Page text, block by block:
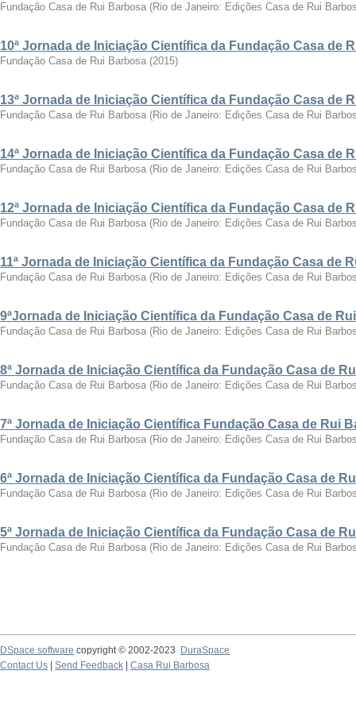
Fundação Casa de Rui Barbosa (Rio de Janeiro: Edições Casa de Rui
10ª Jornada de Iniciação Científica da Fundação Casa de
Fundação Casa de Rui Barbosa (2015)
13ª Jornada de Iniciação Científica da Fundação Casa de
Fundação Casa de Rui Barbosa (Rio de Janeiro: Edições Casa de Rui
14ª Jornada de Iniciação Científica da Fundação Casa de
Fundação Casa de Rui Barbosa (Rio de Janeiro: Edições Casa de Rui
12ª Jornada de Iniciação Científica da Fundação Casa de
Fundação Casa de Rui Barbosa (Rio de Janeiro: Edições Casa de Rui
11ª Jornada de Iniciação Científica da Fundação Casa de
Fundação Casa de Rui Barbosa (Rio de Janeiro: Edições Casa de Rui
9ªJornada de Iniciação Científica da Fundação Casa de
Fundação Casa de Rui Barbosa (Rio de Janeiro: Edições Casa de Rui
8ª Jornada de Iniciação Científica da Fundação Casa de
Fundação Casa de Rui Barbosa (Rio de Janeiro: Edições Casa de Rui
7ª Jornada de Iniciação Científica Fundação Casa de Rui
Fundação Casa de Rui Barbosa (Rio de Janeiro: Edições Casa de Rui
6ª Jornada de Iniciação Científica da Fundação Casa de
Fundação Casa de Rui Barbosa (Rio de Janeiro: Edições Casa de Rui
5ª Jornada de Iniciação Científica da Fundação Casa de
Fundação Casa de Rui Barbosa (Rio de Janeiro: Edições Casa de Rui
DSpace software copyright © 2002-2023
DuraSpace
Contact Us
Send Feedback Casa Rui Barbosa